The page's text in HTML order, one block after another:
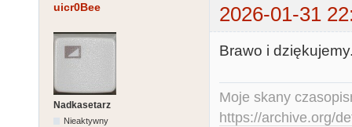
uicr0Bee 2026-01-31
Nadkasetarz
Nieaktywny
Brawo i
Moje skany
https://archive.org/